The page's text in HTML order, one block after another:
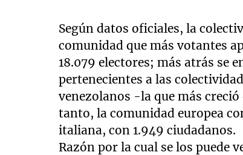
Según datos oficiales, la
comunidad que más votantes
18.079 electores; más atrás se
pertenecientes a las
venezolanos -la que más
tanto, la comunidad europea
italiana, con 1.949 ciudadanos.
Razón por la cual se los puede